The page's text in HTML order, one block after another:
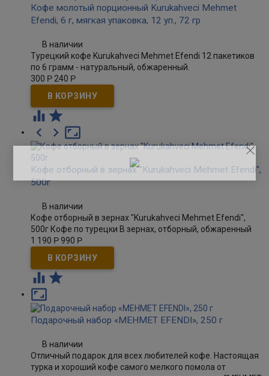
Кофе молотый порционный Kurukahveci Mehmet
Efendi, 6 г, мягкая упаковка, 12 уп., 72 гр
В наличии
Турецкий кофе Kurukahveci Mehmet Efendi 12 пакетиков
по 6 грамм - натуральный, обжаренный.
300 Р 240 Р
 

 
Кофе отборный в зернах "Kurukahveci Mehmet Efendi",
500г
В наличии
Кофе отборный в зернах "Kurukahveci Mehmet Efendi",
500г Кофе по турецки В зернах, отборный, обжаренный
1 190 Р 990 Р
 

Подарочный набор «MEHMET EFENDI», 250 г
В наличии
Отличный подарок для всех любителей кофе. Настоящая
турка и хороший кофе самого мелкого помола от